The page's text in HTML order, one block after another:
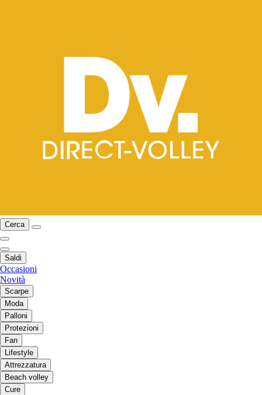
Cerca
Saldi
Occasioni
Novità
Scarpe
Moda
Palloni
Protezioni
Fan
Lifestyle
Attrezzatura
Beach volley
Cure